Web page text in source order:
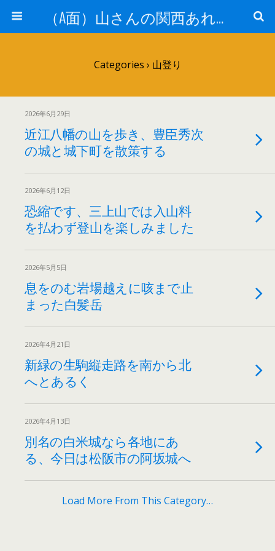
（A面）山さんの関西あれこれ見て歩き （B面）山さんの戦国あれこれ読み歩き
Categories › 山登り
2026年6月29日
近江八幡の山を歩き、豊臣秀次
の城と城下町を散策する
2026年6月12日
恐縮です、三上山では入山料
を払わず登山を楽しみました
2026年5月5日
息をのむ岩場越えに咳まで止
まった白髪岳
2026年4月21日
新緑の生駒縦走路を南から北
へとあるく
2026年4月13日
別名の白米城なら各地にあ
る、今日は松阪市の阿坂城へ
Load More From This Category…